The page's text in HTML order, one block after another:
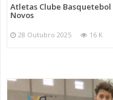
Atletas Clube
Novos
28 Outubro 2025 16 K